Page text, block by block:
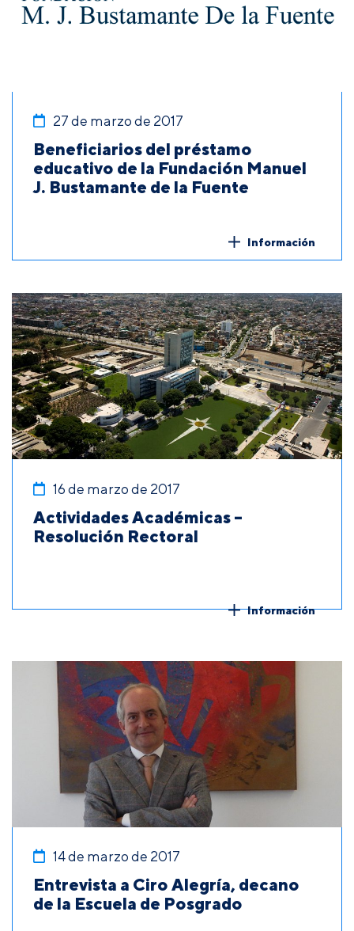
27 de marzo de 2017
Beneficiarios del préstamo
educativo de la Fundación Manuel
J. Bustamante de la Fuente
Información
16 de marzo de 2017
Actividades Académicas –
Resolución Rectoral
Información
14 de marzo de 2017
Entrevista a Ciro Alegría, decano
de la Escuela de Posgrado